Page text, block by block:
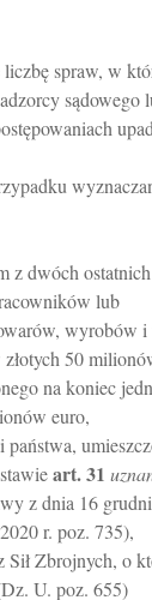
spraw, w
sądowego
z dwóch
lub
wyrobów i
50
na koniec
euro,
państwa,
art.31
z dnia 16
r. poz. 735),
Sił Zbrojnych, o
U. poz. 655)